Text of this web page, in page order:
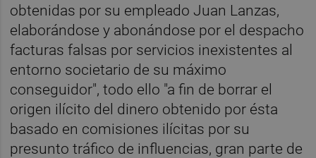
obtenidas por su empleado Juan Lanzas,
elaborándose y abonándose por el despacho
facturas falsas por servicios inexistentes al
entorno societario de su máximo
conseguidor", todo ello "a fin de borrar el
origen ilícito del dinero obtenido por ésta
basado en comisiones ilícitas por su
presunto tráfico de influencias, gran parte de